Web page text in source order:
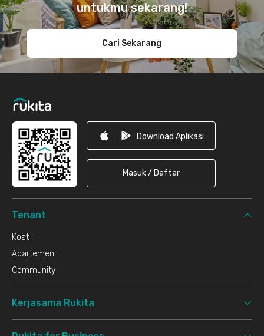
untukmu sekarang!
Cari Sekarang
Download Aplikasi
Masuk / Daftar
Tenant
Kost
Apartemen
Community
Kerjasama Rukita